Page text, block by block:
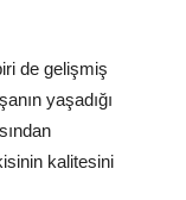
de gelişmiş
yaşadığı
kalitesini